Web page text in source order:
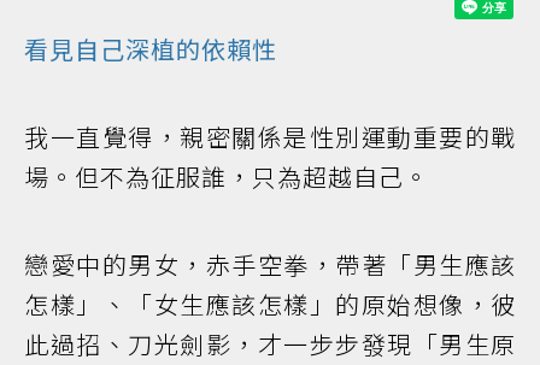
看見自己深植的依賴性
我一直覺得，親密關係是性別運動重要的戰
場。但不為征服誰，只為超越自己。
戀愛中的男女，赤手空拳，帶著「男生應該
怎樣」、「女生應該怎樣」的原始想像，彼
此過招、刀光劍影，才一步步發現「男生原